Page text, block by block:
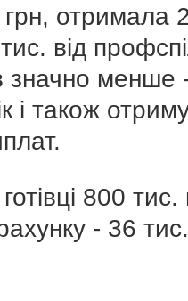
отримала
від
значно менше
і також
800 тис.
- 36